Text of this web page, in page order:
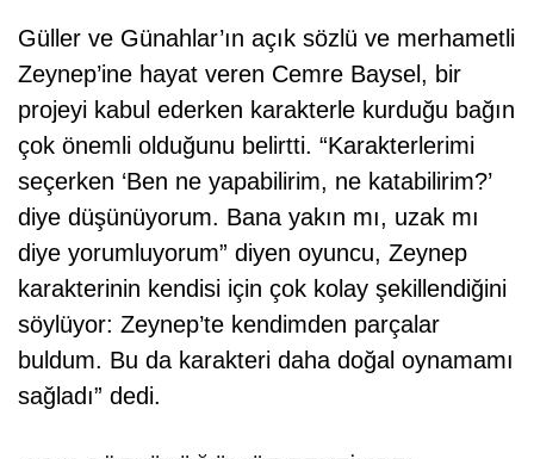
Güller ve Günahlar’ın açık sözlü ve merhametli
Zeynep’ine hayat veren Cemre Baysel, bir
projeyi kabul ederken karakterle kurduğu bağın
çok önemli olduğunu belirtti. “Karakterlerimi
seçerken ‘Ben ne yapabilirim, ne katabilirim?’
diye düşünüyorum. Bana yakın mı, uzak mı
diye yorumluyorum” diyen oyuncu, Zeynep
karakterinin kendisi için çok kolay şekillendiğini
söylüyor: Zeynep’te kendimden parçalar
buldum. Bu da karakteri daha doğal oynamamı
sağladı” dedi.